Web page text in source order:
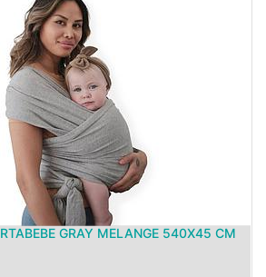
GRAY MELANGE 540X45 CM